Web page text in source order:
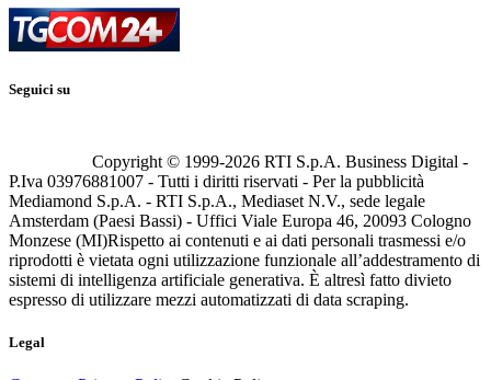
Seguici su
Copyright © 1999-2026 RTI S.p.A. Business Digital -
P.Iva 03976881007 - Tutti i diritti riservati - Per la pubblicità
Mediamond S.p.A. - RTI S.p.A., Mediaset N.V., sede legale
Amsterdam (Paesi Bassi) - Uffici Viale Europa 46, 20093 Cologno
Monzese (MI)Rispetto ai contenuti e ai dati personali trasmessi e/o
riprodotti è vietata ogni utilizzazione funzionale all’addestramento di
sistemi di intelligenza artificiale generativa. È altresì fatto divieto
espresso di utilizzare mezzi automatizzati di data scraping.
Legal